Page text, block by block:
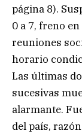
página 8).
0 a 7, freno
reuniones
horario
Las últimas
sucesivas
alarmante.
del país,